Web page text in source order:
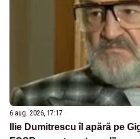
6 aug. 2026, 17:17
Ilie Dumitrescu îl apără pe